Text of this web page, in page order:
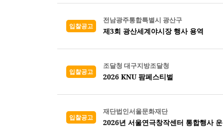
입찰공고
전남광주통합특별시 광산구
제3회 광산세계야시장 행사 용역
입찰공고
조달청 대구지방조달청
2026 KNU 팜페스티벌
입찰공고
재단법인서울문화재단
2026년 서울연극창작센터 통합행사